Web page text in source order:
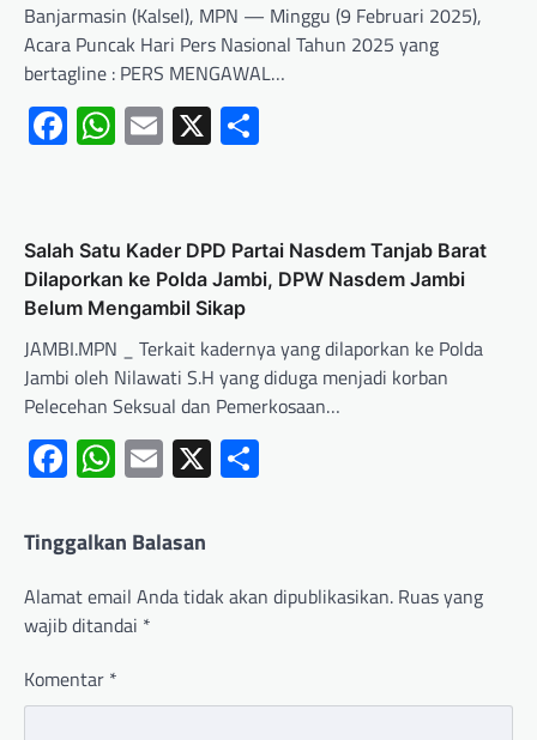
Banjarmasin (Kalsel), MPN — Minggu (9 Februari 2025),
Acara Puncak Hari Pers Nasional Tahun 2025 yang
bertagline : PERS MENGAWAL…
Facebook
WhatsApp
Email
X
Salah Satu Kader DPD Partai Nasdem Tanjab Barat
Dilaporkan ke Polda Jambi, DPW Nasdem Jambi
Belum Mengambil Sikap
JAMBI.MPN _ Terkait kadernya yang dilaporkan ke Polda
Jambi oleh Nilawati S.H yang diduga menjadi korban
Pelecehan Seksual dan Pemerkosaan…
Facebook
WhatsApp
Email
X
Tinggalkan Balasan
Alamat email Anda tidak akan dipublikasikan. Ruas yang
wajib ditandai *
Komentar *